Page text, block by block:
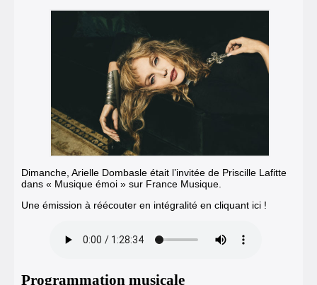
Dimanche, Arielle Dombasle était l’invitée de Priscille Lafitte
dans « Musique émoi » sur France Musique.
Une émission à réécouter en intégralité en cliquant ici !
Programmation musicale